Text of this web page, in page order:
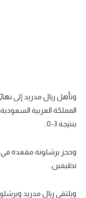
وتأهل ريال مدريد إلى
المملكة العربية
بنتيجة 3-0.
وحجز برشلونة مقعده في
نظيفين.
ويلتقي ريال مدريد